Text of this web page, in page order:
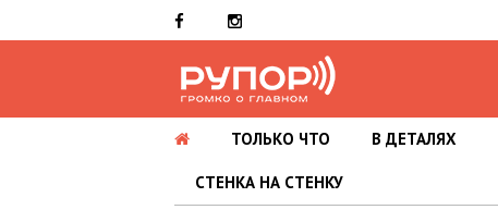
ТОЛЬКО ЧТО В ДЕТАЛЯХ
СТЕНКА НА СТЕНКУ